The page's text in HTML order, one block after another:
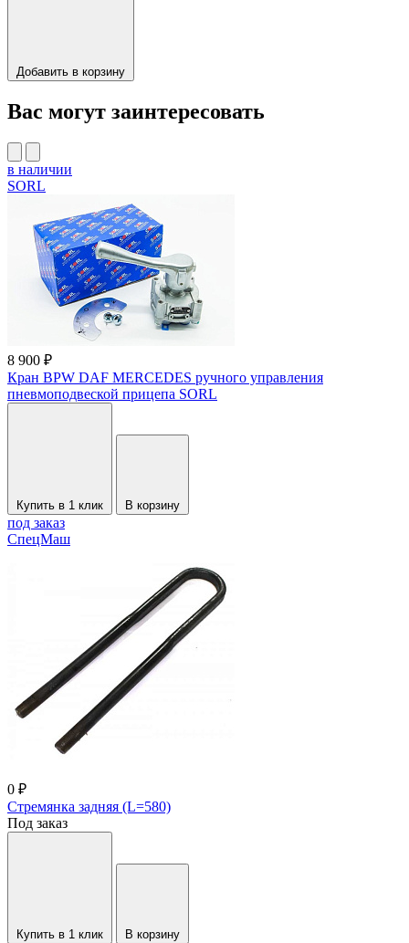
Добавить в корзину
Вас могут заинтересовать
в наличии
SORL
8 900 ₽
Кран BPW DAF MERCEDES ручного управления
пневмоподвеской прицепа SORL
Купить в 1 клик В корзину
под заказ
СпецМаш
0 ₽
Стремянка задняя (L=580)
Под заказ
Купить в 1 клик В корзину